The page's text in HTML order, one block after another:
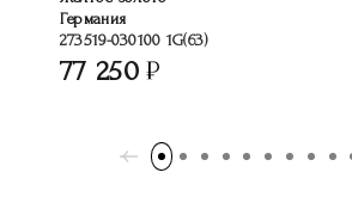
Германия
273519-030100 1G(63)
77 250